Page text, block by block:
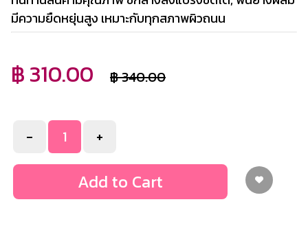
มีความยืดหยุ่นสูง เหมาะกับทุกสภาพผิวถนน
฿ 310.00 ฿ 340.00
- +
Add to Cart